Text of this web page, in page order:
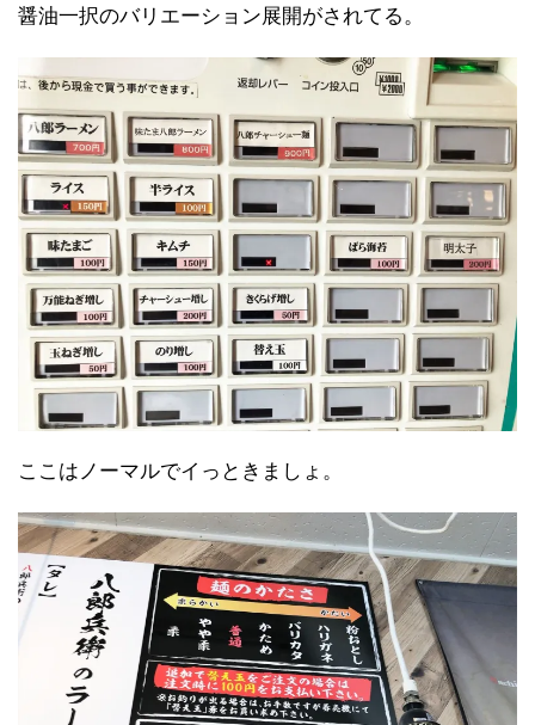
醤油一択のバリエーション展開がされてる。
ここはノーマルでイっときましょ。